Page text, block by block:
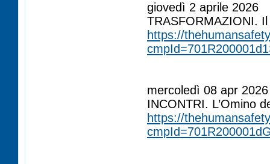
giovedì 2 aprile 2026
TRASFORMAZIONI.
https://
mercoledì 08 apr 2026
INCONTRI. L’Omino
https://